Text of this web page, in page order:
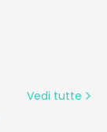
Vedi tutte